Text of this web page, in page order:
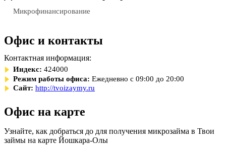
Микрофинансирование
Офис и контакты
Контактная информация:
Индекс: 424000
Режим работы офиса: Ежедневно с 09:00 до 20:00
Сайт: http://tvoizaymy.ru
Офис на карте
Узнайте, как добраться до для получения микрозайма в Твои
займы на карте Йошкара-Олы